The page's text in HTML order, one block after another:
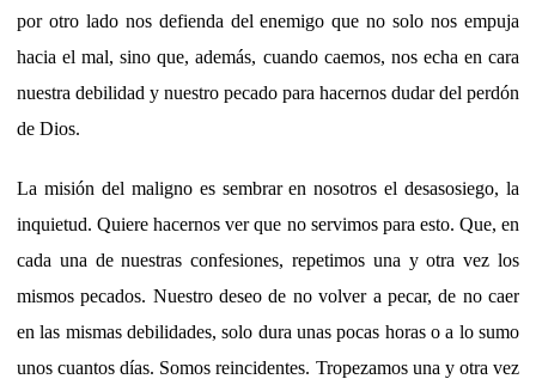
por otro lado nos defienda del enemigo que no solo nos empuja
hacia el mal, sino que, además, cuando caemos, nos echa en cara
nuestra debilidad y nuestro pecado para hacernos dudar del perdón
de Dios.
La misión del maligno es sembrar en nosotros el desasosiego, la
inquietud. Quiere hacernos ver que no servimos para esto. Que, en
cada una de nuestras confesiones, repetimos una y otra vez los
mismos pecados. Nuestro deseo de no volver a pecar, de no caer
en las mismas debilidades, solo dura unas pocas horas o a lo sumo
unos cuantos días. Somos reincidentes. Tropezamos una y otra vez